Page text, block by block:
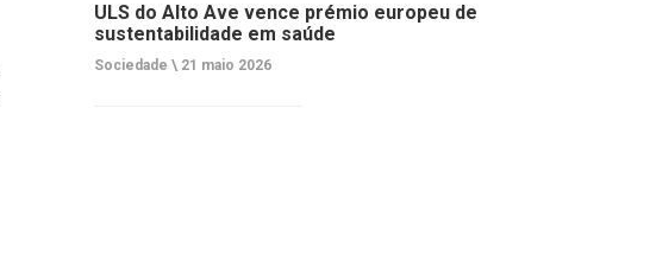
ULS do Alto Ave vence prémio europeu de
sustentabilidade em saúde
Sociedade \ 21 maio 2026